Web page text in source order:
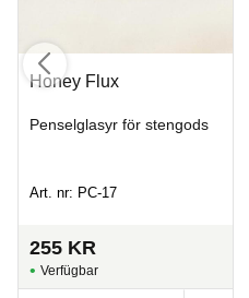
Honey Flux
Penselglasyr för stengods
Art. nr: PC-17
255 KR